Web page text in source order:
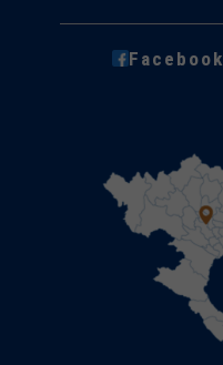
Facebook